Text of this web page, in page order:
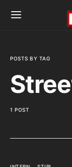
POSTS BY TAG
1 POST